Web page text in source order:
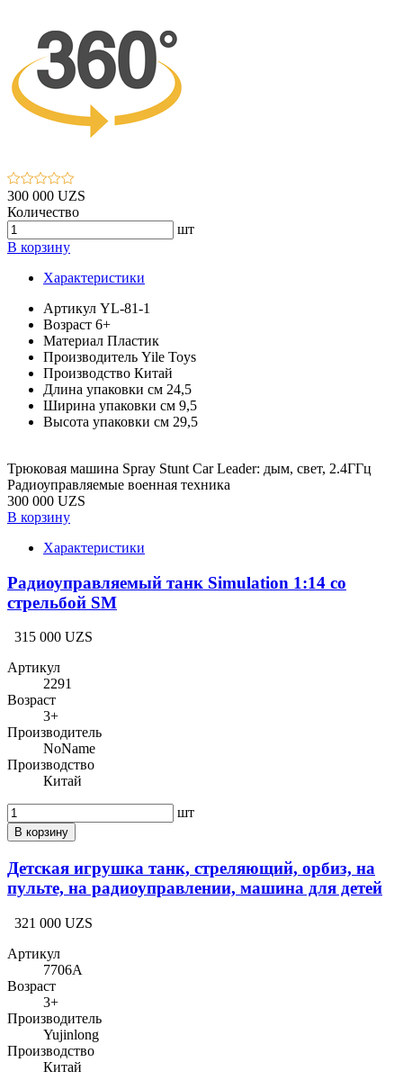
300 000 UZS
Количество
шт
В корзину
Характеристики
Артикул YL-81-1
Возраст 6+
Материал Пластик
Производитель Yile Toys
Производство Китай
Длина упаковки см 24,5
Ширина упаковки см 9,5
Высота упаковки см 29,5
Трюковая машина Spray Stunt Car Leader: дым, свет, 2.4ГГц
Радиоуправляемые военная техника
300 000 UZS
В корзину
Характеристики
Радиоуправляемый танк Simulation 1:14 со
стрельбой SM
315 000 UZS
Артикул
2291
Возраст
3+
Производитель
NoName
Производство
Китай
шт
В корзину
Детская игрушка танк, стреляющий, орбиз, на
пульте, на радиоуправлении, машина для детей
321 000 UZS
Артикул
7706A
Возраст
3+
Производитель
Yujinlong
Производство
Китай